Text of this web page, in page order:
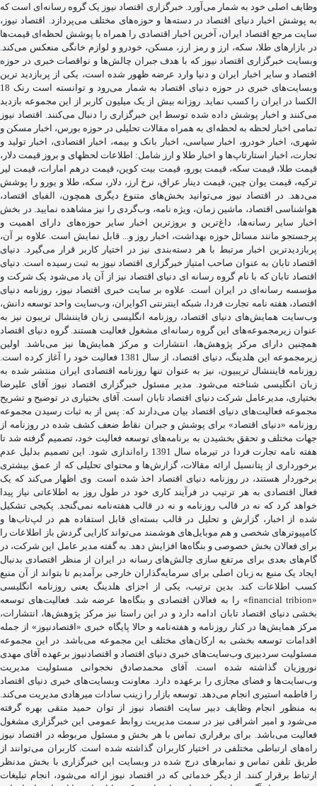
وظایف اصلی خود به شمار می‌آورد. خبرگزاری اقتصاد نیوز یک گروه رسانه‌ای است که
به پوشش اخبار دنیای اقتصاد در دسته‌ها و حوزه‌های مختلف می‌پردازد. اقتصاد نیوز،
سایت مرجع اقتصاد ایران، آخرین اخبار اقتصادی را همراه با پوشش لحظه‌ای قیمت‌ها
در بازارهای طلا، سکه، ارز و رمز ارز، مسکن، خودرو و لوازم خانگی منعکس می‌کند.
وبسایت خبرگزاری اقتصاد نیوز که با هدف جبران چالش‌ها و نواقصات خبری در حوزه
اقتصاد و سایر اخبار ایران و دنیا وارد عرضه ظهور شده است، یکی از پربازدید ترین
وبسایت‌های خبری در حوزه دنیای اقتصاد به شمار می‌رود و توانسته است رنک 18
الکسا در ایران را کسب نماید. روزانه بیش از یک میلیون کاربر از این مجموعه بازدید
می‌کنند و اخبار پوشش داده شده توسط این خبرگزاری را دنبال می‌کنند. اقتصاد نیوز
تمامی اخبار لحظه به لحظه‌ای به همراه مقالات تحلیلی در حوزه بورس، اخبار مسکن و
شهری، اخبار خودرو، اخبار سیاسی، اخبار بانک و بیمه، اخبار اقتصادی، اخبار تولید و
تجارت، اخبار استارتاپ‌ها و اخبار طلا و ارز شامل: اطلاعات لحظهای و بروز قیمت دلار،
قیمت طلا، قیمت سکه، قیمت یورو، قیمت بیت کوین، قیمت درهم امارات، قیمت لیر
ترکیه، قیمت یوان چین، قیمت دینار عراق، نرخ ارز، دلار، سکه، طلا و یورو را پوشش
می‌دهد. در اقتصاد نیوز می‌توانید بخش‌های متنوع دیگری همچون، الفبای اقتصاد،
هواشناسی اقتصاد، ماشین زمان، ویژه نامه، وب‌گردی را نیز مشاهده نمایید. در بخش
اخبار سایر رسانه‌ها، داغ‌ترین و بروزترین اخبار سایر حوزه‌های دارای اهمیت و
پرجستجو مانند مسائل حوزه بهداشت، اخبار روز و... قابل نمایش است. علاوه بر آن،
پربازدیدترین اخبار مرتبط با هر دسته‌بندی نیز در اختیار کاربر قرار می‌گیرد. دنیای
اقتصاد تابان به عنوان صاحب امتیاز خبرگزاری اقتصاد نیوز به ثبت رسیده است. دنیای
اقتصاد تابان که با نام گروه رسانه ای دنیای اقتصاد نیز از آن یاد می‌شود یک شرکت و
مؤسسه رسانه‌ای در ایران است. علاوه بر سایت خبری اقتصاد نیوز، روزنامه دنیای
اقتصاد، هفته ‌نامه تجارت فردا، شبکه اینترنتی اکوایران، وب‌سایت واحد توسعه دانش،
وب‌سایت همایش‌های دنیای اقتصاد، روزنامه انگلیسی ‌زبان فایننشال تریبون نیز به
عنوان زیرمجموعه‌های این گروه رسانه‌ای مشغول فعالیت هستند. گروه دنیای اقتصاد
همچنین دارای مرکز پژوهش‌ها، انتشارات و مرکز همایش‌ها نیز می‌باشد. اولین
زیرمجموعه این هلدینگ، دنیای اقتصاد، از سال 1381 فعالیت خود را آغاز کرده است.
روزنامه فایننشال تریبیون، نیز به عنوان تنها روزنامه اقتصادی ایران منتشر شده به
زبان انگلیسی شناخته می‌شود. مدیر مسئول خبرگزاری اقتصاد نیوز آقای علیرضا
بختیاری، مدیرعامل شرکت دنیای اقتصاد تابان است. آقای بختیاری در توضیح و تشریح
مجموعه فعالیت‌های دنیای اقتصاد بیان می‌دارند که: پس از به ثبات رسیدن مجموعه
روزنامه «دنیای اقتصاد» برای پوشش و جبران نقاط ضعف کشف شده در روزنامه از
جهات مختلف و تحقق بخشیدن به برنامه‌های توسعه فعالیت خود، تصمیم گرفته شد تا
هفته نامه تجارت فردا در تیرماه سال 1391 راه‌اندازی شود. این تصمیم بدلیل عدم
برخورداری از پتانسیل ارائه مقالات، گزارش‌ها و محتوای تحلیلی که از عمق بیشتری
برخوردار هستند، در روزنامه دنیای اقتصاد اخذ شده است. وی اظهار می‌کند که یک
فعال اقتصادی به هر ترتیب در فرآیند کاری خود در طول روز به اطلاعاتی نیاز پیدا
خواهد کرد که نه در قالب روزنامه و نه در قالب هفته‌نامه نمی‌گنجد. پکیجی تشکیل
شده از اخبار، گزارش و تحلیل در قالب بسته‌ای قابل استفاده هم در لپ‌تاب‌ها و
کامپیوترهای شخصی و هم موبایل‌های هوشمند می‌تواند کارایی گردش باز اطلاعات را
برای فعالان بخش خصوصی و بنگاه‌ها افزایش دهد. به گفته مدیر عامل این شرکت، در
گام‌های بعدی برای مرتفع سازی چالش‌های رسانه در ایران از منظر اقتصادی بدنبال
ایجاد یک منبع به زبان اصلی برای سرمایه‌گذاران خارجی برآمدیم تا بتواند از آن منبع
کسب اطلاعات کند. بدین ترتیب، یکی از اجزای هلدینگ یعنی روزنامه انگلیسی
«financial tribion» را به فعالان اقتصادی و بنگاه‌ها عرضه شد. فعالیت‌های توسعه
بخشی دنیای اقتصاد تابان ادامه دارد و در این راستا نیز مرکز پژوهش‌ها، انتشارات،
مرکز همایش‌ها در کنار روزنامه و هفته‌نامه و حالا پایگاه خبری «اقتصادنیوز» از جمله
اقدامات توسعه بخشی به ارکان‌های مختلف این مجموعه می‌باشد. در این مجموعه
مسئولیت سردبیری وب‌سایت‌های خبری دنیای اقتصاد و اقتصادنیوز برعهده آقای مهدی
نوروزیان گذاشته شده است. آقای محمدصادق نخجوانی مسئولیت مدیریت
وب‌سایت‌ها و فضای مجازی را برعهده دارد. معاونت وبسایت‌های خبری دنیای اقتصاد
را فاطمه استیری انجام می‌دهد. توسعه بازار را زینب سادات میرهادی مدیریت می‌کند.
به منظور انجام وظایف دبیر سایت اقتصاد نیوز از توان حمید متقی بهره گرفته
می‌شود و امیر اشراقی نیز در سمت مدیریت روابط عمومی این خبرگزاری مشغول
فعالیت می‌باشد. برای برقراری تماس با هر بخش و مسئول مربوطه در اقتصاد نیوز
راه‌های ارتباطی مختلفی در اختیار کاربران گذاشته شده است. کاربران می‌توانند از
طریق تلفن تماس و نمابرهای درج شده در وبسایت این خبرگزاری با بخش مدنظر
ارتباط برقرار کنند. از دیگر خدماتی که در اقتصاد نیوز ارائه می‌شود، انجام تبلیغات